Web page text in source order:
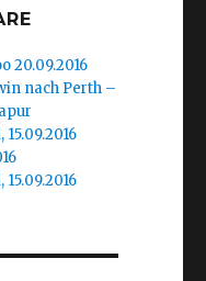
20.09.2016
nach Perth –